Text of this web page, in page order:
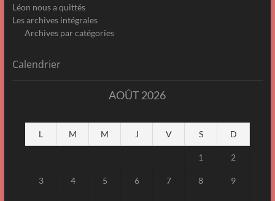
Léon nous a quittés
Les archives intégrales
Archives par catégories
Calendrier
AOÛT 2026
L M M J V S D
1 2
3 4 5 6 7 8 9